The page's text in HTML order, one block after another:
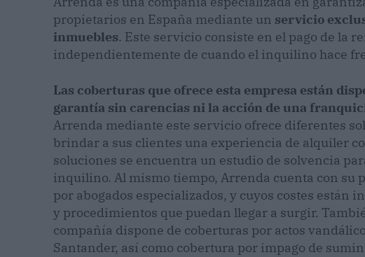
propietarios en España mediante un servicio
inmuebles. Este servicio consiste en el pago de la
independientemente de cuando el inquilino hace
Las coberturas que ofrece esta empresa están
garantía sin carencias ni la acción de una
Arrenda mediante este servicio ofrece diferentes
brindar a sus clientes una experiencia de alquiler
soluciones se encuentra un estudio de solvencia
inquilino. Al mismo tiempo, Arrenda cuenta con
por abogados especializados, y cuyos costes están
y procedimientos que puedan llegar a surgir.
compañía dispone de coberturas por actos
Santander, así como cobertura por impago de